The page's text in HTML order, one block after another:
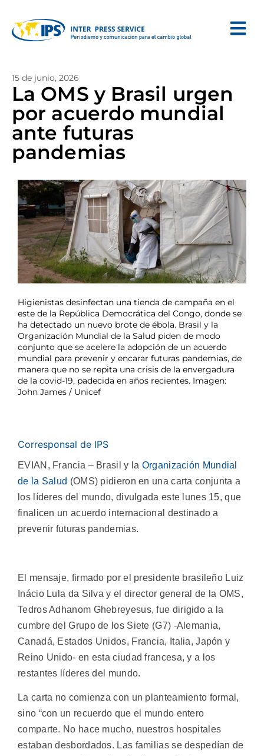
15 de junio, 2026
La OMS y Brasil urgen
por acuerdo mundial
ante futuras
pandemias
Higienistas desinfectan una tienda de campaña en el
este de la República Democrática del Congo, donde se
ha detectado un nuevo brote de ébola. Brasil y la
Organización Mundial de la Salud piden de modo
conjunto que se acelere la adopción de un acuerdo
mundial para prevenir y encarar futuras pandemias, de
manera que no se repita una crisis de la envergadura
de la covid-19, padecida en años recientes. Imagen:
John James / Unicef
Corresponsal de IPS
EVIAN, Francia – Brasil y la Organización Mundial
de la Salud (OMS) pidieron en una carta conjunta a
los líderes del mundo, divulgada este lunes 15, que
finalicen un acuerdo internacional destinado a
prevenir futuras pandemias.
El mensaje, firmado por el presidente brasileño Luiz
Inácio Lula da Silva y el director general de la OMS,
Tedros Adhanom Ghebreyesus, fue dirigido a la
cumbre del Grupo de los Siete (G7) -Alemania,
Canadá, Estados Unidos, Francia, Italia, Japón y
Reino Unido- en esta ciudad francesa, y a los
restantes líderes del mundo.
La carta no comienza con un planteamiento formal,
sino “con un recuerdo que el mundo entero
comparte. No hace mucho, nuestros hospitales
estaban desbordados. Las familias se despedían de